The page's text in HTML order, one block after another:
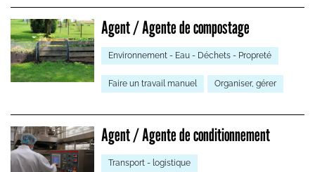
Agent / Agente de compostage
Environnement - Eau - Déchets - Propreté
Faire un travail manuel Organiser, gérer
Agent / Agente de conditionnement
Transport - logistique